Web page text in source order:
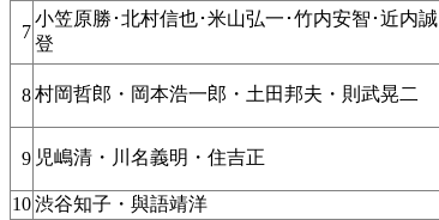
7
小笠原勝･北村信也･米山弘一･竹内安智･近内誠
登
8村岡哲郎・岡本浩一郎・土田邦夫・則武晃二
9 児嶋清・川名義明・住吉正
10渋谷知子・與語靖洋